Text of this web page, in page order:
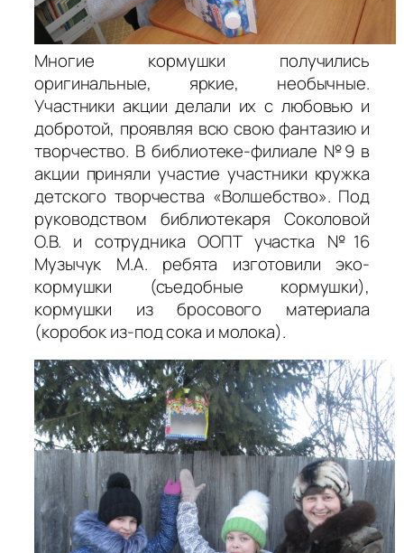
Многие кормушки получились
оригинальные, яркие, необычные.
Участники акции делали их с любовью и
добротой, проявляя всю свою фантазию и
творчество. В библиотеке-филиале №9 в
акции приняли участие участники кружка
детского творчества «Волшебство». Под
руководством библиотекаря Соколовой
О.В. и сотрудника ООПТ участка №16
Музычук М.А. ребята изготовили эко-
кормушки (съедобные кормушки),
кормушки из бросового материала
(коробок из-под сока и молока).